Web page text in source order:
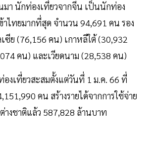
า นักท่องเที่ยวจากจีน เป็นนักท่อง
าไทยมากที่สุด จำนวน 94,691 คน รอง
เซีย (76,156 คน) เกาหลีใต้ (30,932
คน) และเวียดนาม (28,538 คน)
งเที่ยวสะสมตั้งแต่วันที่ 1 ม.ค. 66 ที่
คน สร้างรายได้จากการใช้จ่าย
างชาติแล้ว 587,828 ล้านบาท